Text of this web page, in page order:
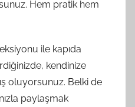
Hem pratik hem
ile kapıda
kendinize
oluyorsunuz. Belki de
paylaşmak